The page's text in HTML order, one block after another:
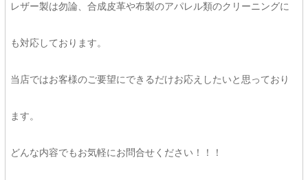
レザー製は勿論、合成皮革や布製のアパレル類のクリーニングに
も対応しております。
当店ではお客様のご要望にできるだけお応えしたいと思っており
ます。
どんな内容でもお気軽にお問合せください！！！